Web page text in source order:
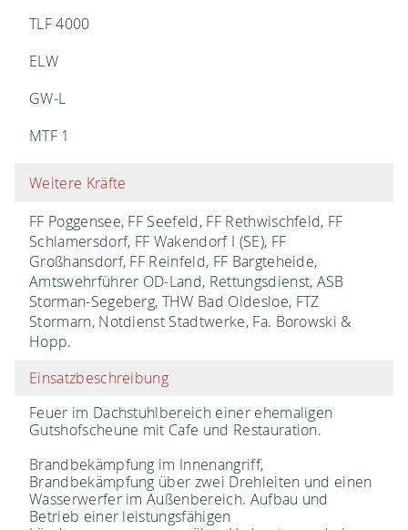
TLF 4000
ELW
GW-L
MTF 1
Weitere Kräfte
FF Poggensee, FF Seefeld, FF Rethwischfeld, FF
Schlamersdorf, FF Wakendorf I (SE), FF
Großhansdorf, FF Reinfeld, FF Bargteheide,
Amtswehrführer OD-Land, Rettungsdienst, ASB
Storman-Segeberg, THW Bad Oldesloe, FTZ
Stormarn, Notdienst Stadtwerke, Fa. Borowski &
Hopp.
Einsatzbeschreibung
Feuer im Dachstuhlbereich einer ehemaligen
Gutshofscheune mit Cafe und Restauration.
Brandbekämpfung im Innenangriff,
Brandbekämpfung über zwei Drehleiten und einen
Wasserwerfer im Außenbereich. Aufbau und
Betrieb einer leistungsfähigen